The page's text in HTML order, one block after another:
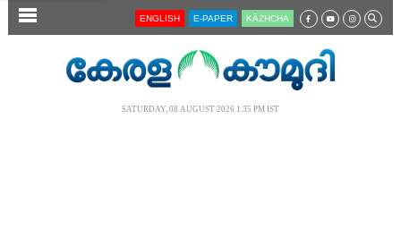
SECTIONS ENGLISH E-PAPER KĀZHCHA
SATURDAY, 08 AUGUST 2026 1.35 PM IST